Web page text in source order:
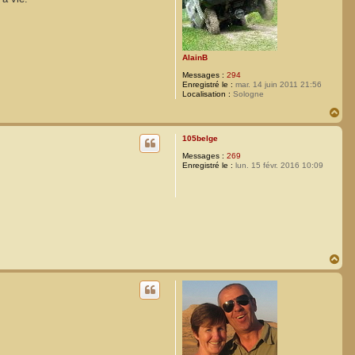
AlainB
Messages : 294
Enregistré le : mar. 14 juin 2011 21:56
Localisation : Sologne
a
u
105belge
Messages : 269
Enregistré le : lun. 15 févr. 2016 10:09
a